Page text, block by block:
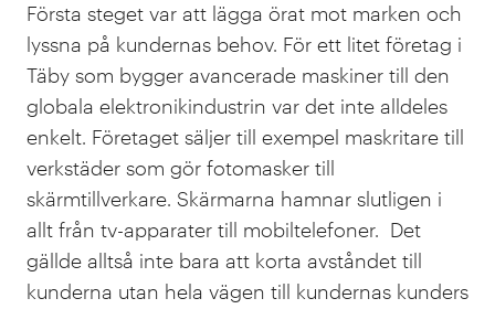
Första steget var att lägga örat mot marken och
lyssna på kundernas behov. För ett litet företag i
Täby som bygger avancerade maskiner till den
globala elektronikindustrin var det inte alldeles
enkelt. Företaget säljer till exempel maskritare till
verkstäder som gör fotomasker till
skärmtillverkare. Skärmarna hamnar slutligen i
allt från tv-apparater till mobiltelefoner. Det
gällde alltså inte bara att korta avståndet till
kunderna utan hela vägen till kundernas kunders